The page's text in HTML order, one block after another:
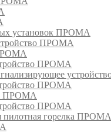
установок ПРОМА
ПРОМА
ПРОМА
ПРОМА
ПРОМА
ПРОМА
пилотная горелка ПРОМА